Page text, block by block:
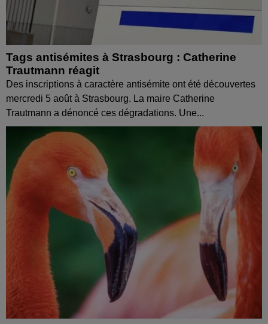
Tags antisémites à Strasbourg : Catherine
Trautmann réagit
Des inscriptions à caractère antisémite ont été découvertes
mercredi 5 août à Strasbourg. La maire Catherine
Trautmann a dénoncé ces dégradations. Une...